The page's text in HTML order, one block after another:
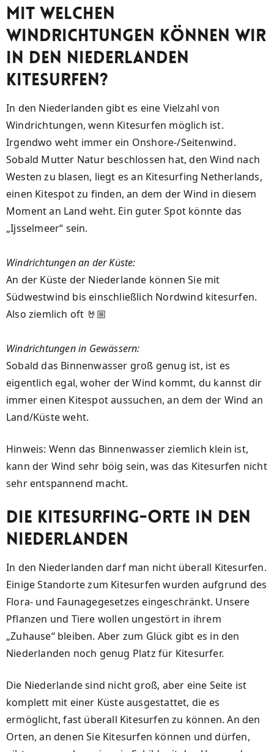
Mit welchen
Windrichtungen können wir
in den Niederlanden
Kitesurfen?
In den Niederlanden gibt es eine Vielzahl von
Windrichtungen, wenn Kitesurfen möglich ist.
Irgendwo weht immer ein Onshore-/Seitenwind.
Sobald Mutter Natur beschlossen hat, den Wind nach
Westen zu blasen, liegt es an Kitesurfing Netherlands,
einen Kitespot zu finden, an dem der Wind in diesem
Moment an Land weht. Ein guter Spot könnte das
„Ijsselmeer“ sein.
Windrichtungen an der Küste:
An der Küste der Niederlande können Sie mit
Südwestwind bis einschließlich Nordwind kitesurfen.
Also ziemlich oft 🤘🏼
Windrichtungen in Gewässern:
Sobald das Binnenwasser groß genug ist, ist es
eigentlich egal, woher der Wind kommt, du kannst dir
immer einen Kitespot aussuchen, an dem der Wind an
Land/Küste weht.
Hinweis: Wenn das Binnenwasser ziemlich klein ist,
kann der Wind sehr böig sein, was das Kitesurfen nicht
sehr entspannend macht.
Die Kitesurfing-Orte in den
Niederlanden
In den Niederlanden darf man nicht überall Kitesurfen.
Einige Standorte zum Kitesurfen wurden aufgrund des
Flora- und Faunagegesetzes eingeschränkt. Unsere
Pflanzen und Tiere wollen ungestört in ihrem
„Zuhause“ bleiben. Aber zum Glück gibt es in den
Niederlanden noch genug Platz für Kitesurfer.
Die Niederlande sind nicht groß, aber eine Seite ist
komplett mit einer Küste ausgestattet, die es
ermöglicht, fast überall Kitesurfen zu können. An den
Orten, an denen Sie Kitesurfen können und dürfen,